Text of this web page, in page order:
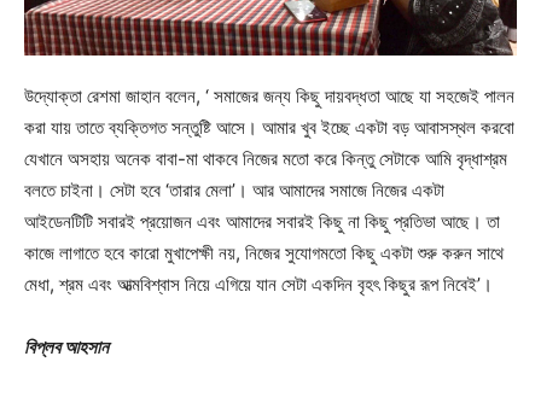
উদ্যোক্তা রেশমা জাহান বলেন, ‘ সমাজের জন্য কিছু দায়বদ্ধতা আছে যা সহজেই পালন
করা যায় তাতে ব্যক্তিগত সন্তুষ্টি আসে। আমার খুব ইচ্ছে একটা বড় আবাসস্থল করবো
যেখানে অসহায় অনেক বাবা-মা থাকবে নিজের মতো করে কিন্তু সেটাকে আমি বৃদ্ধাশ্রম
বলতে চাইনা। সেটা হবে ‘তারার মেলা’। আর আমাদের সমাজে নিজের একটা
আইডেনটিটি সবারই প্রয়োজন এবং আমাদের সবারই কিছু না কিছু প্রতিভা আছে। তা
কাজে লাগাতে হবে কারো মুখাপেক্ষী নয়, নিজের সুযোগমতো কিছু একটা শুরু করুন সাথে
মেধা, শ্রম এবং আত্মবিশ্বাস নিয়ে এগিয়ে যান সেটা একদিন বৃহৎ কিছুর রূপ নিবেই’।
বিপ্লব আহসান